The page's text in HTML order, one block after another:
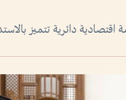
دائرية تتميز